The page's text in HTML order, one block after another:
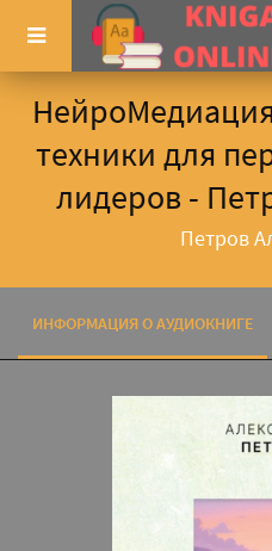
техники для
лидеров -
Петров
ИНФОРМАЦИЯ О АУДИОКНИГЕ